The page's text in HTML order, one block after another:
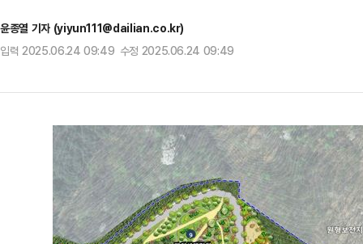
윤종열 기자 (yiyun111@dailian.co.kr)
입력 2025.06.24 09:49 수정 2025.06.24 09:49